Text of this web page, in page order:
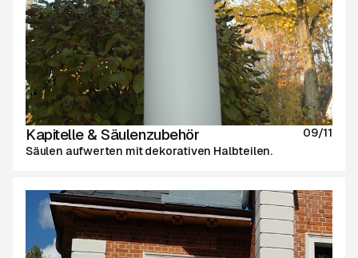
Kapitelle & Säulenzubehör
09/11
Säulen aufwerten mit dekorativen Halbteilen.